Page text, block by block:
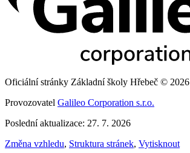
Oficiální stránky Základní školy Hřebeč © 2026
Provozovatel Galileo Corporation s.r.o.
Poslední aktualizace: 27. 7. 2026
Změna vzhledu, Struktura stránek, Vytisknout